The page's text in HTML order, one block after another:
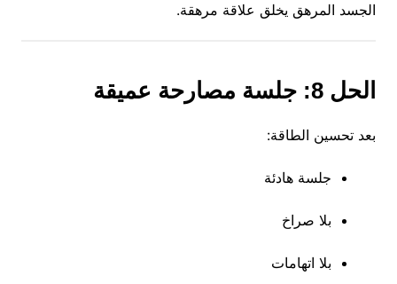
الجسد المرهق يخلق علاقة مرهقة.
الحل 8: جلسة مصارحة عميقة
بعد تحسين الطاقة:
جلسة هادئة
بلا صراخ
بلا اتهامات